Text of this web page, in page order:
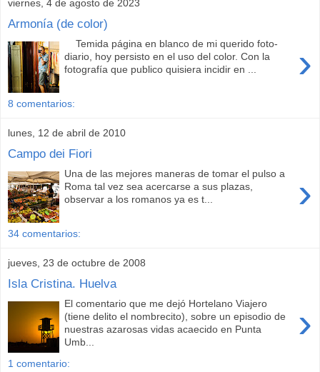
viernes, 4 de agosto de 2023
Armonía (de color)
›
Temida página en blanco de mi querido foto-
diario, hoy persisto en el uso del color. Con la
fotografía que publico quisiera incidir en ...
8 comentarios:
lunes, 12 de abril de 2010
Campo dei Fiori
›
Una de las mejores maneras de tomar el pulso a
Roma tal vez sea acercarse a sus plazas,
observar a los romanos ya es t...
34 comentarios:
jueves, 23 de octubre de 2008
Isla Cristina. Huelva
›
El comentario que me dejó Hortelano Viajero
(tiene delito el nombrecito), sobre un episodio de
nuestras azarosas vidas acaecido en Punta
Umb...
1 comentario: